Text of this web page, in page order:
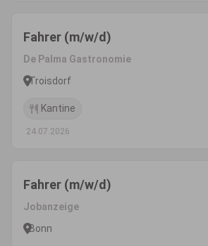
Fahrer (m/w/d)
De Palma Gastronomie
Troisdorf
Kantine
24.07.2026
Fahrer (m/w/d)
Jobanzeige
Bonn